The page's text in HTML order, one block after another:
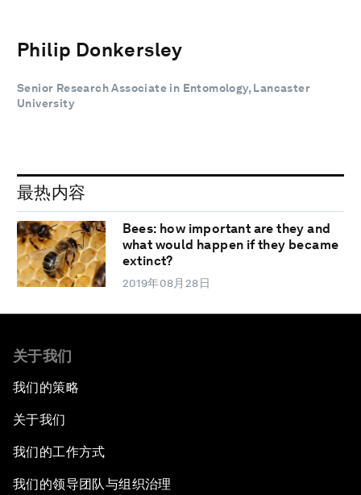
Philip Donkersley
Senior Research Associate in Entomology, Lancaster
University
最热内容
Bees: how important are they and
what would happen if they became
extinct?
2019年08月28日
关于我们
我们的策略
关于我们
我们的工作方式
我们的领导团队与组织治理